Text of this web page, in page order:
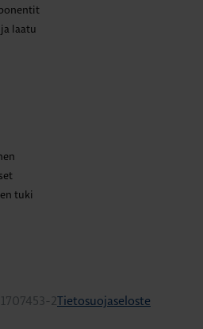
laatu
tuki
2Tietosuojaseloste